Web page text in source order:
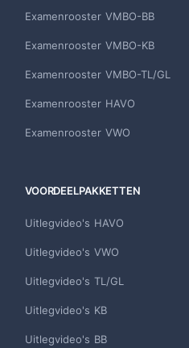
Examenrooster VMBO-BB
Examenrooster VMBO-KB
Examenrooster VMBO-TL/GL
Examenrooster HAVO
Examenrooster VWO
VOORDEELPAKKETTEN
Uitlegvideo's HAVO
Uitlegvideo's VWO
Uitlegvideo's TL/GL
Uitlegvideo's KB
Uitlegvideo's BB